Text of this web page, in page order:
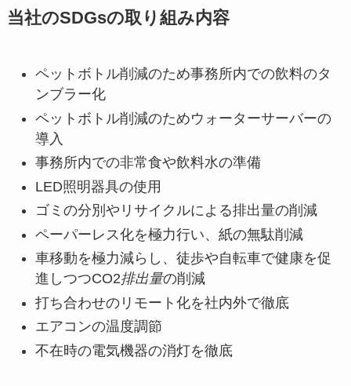
当社のSDGsの取り組み内容
ペットボトル削減のため事務所内での飲料のタ
ンブラー化
ペットボトル削減のためウォーターサーバーの
導入
事務所内での非常食や飲料水の準備
LED照明器具の使用
ゴミの分別やリサイクルによる排出量の削減
ペーパーレス化を極力行い、紙の無駄削減
車移動を極力減らし、徒歩や自転車で健康を促
進しつつCO2排出量の削減
打ち合わせのリモート化を社内外で徹底
エアコンの温度調節
不在時の電気機器の消灯を徹底